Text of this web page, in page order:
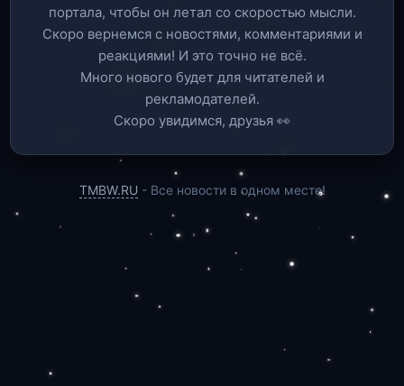
портала, чтобы он летал со скоростью мысли.
Скоро вернемся c новостями, комментариями и
реакциями! И это точно не всё.
Много нового будет для читателей и
рекламодателей.
Скоро увидимся, друзья 👀
TMBW.RU - Все новости в одном месте!